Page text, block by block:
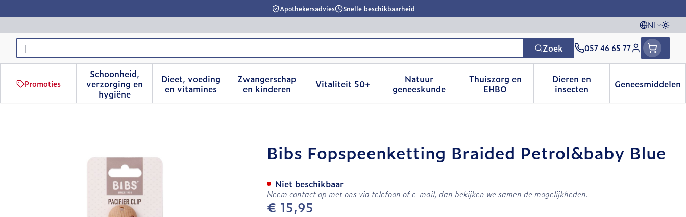
Apothekersadvies Snelle beschikbaarheid
NL
Talen
Product, merk, categorie...
Zoek 057 46 65 77
Klant menu
Promoties
Schoonheid,
verzorging en
hygiëne
Toon submenu voor Schoonheid, verzorging en hygiëne categorie
Dieet, voeding
en vitaminesToon submenu voor Dieet, voeding en vitamines categorie
Zwangerschap
en kinderenToon submenu voor Zwangerschap en kinderen categorie
Vitaliteit 50+Toon submenu voor Vitaliteit 50+ categorie
Natuur
geneeskundeToon submenu voor Natuur geneeskunde categorie
Thuiszorg en
EHBOToon submenu voor Thuiszorg en EHBO
Dieren en
insectenToon submenu voor Dieren
Geneesmiddelen
Toon
Bibs Fopspeenketting Braided Petrol&baby BlueBibs Fopspeenketting Braided Petrol&baby Blue
€ 15,95
Niet beschikbaar
Neem contact op met ons via telefoon of e-mail, dan bekijken we samen de mogelijkheden.